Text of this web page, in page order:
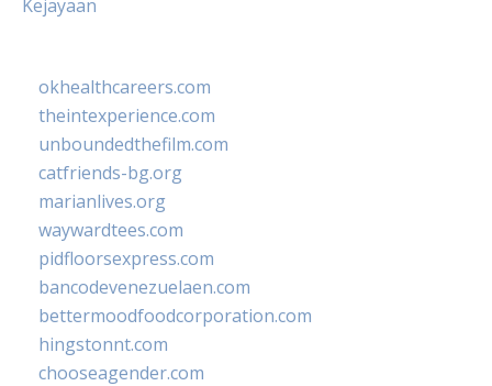
Kejayaan
okhealthcareers.com
theintexperience.com
unboundedthefilm.com
catfriends-bg.org
marianlives.org
waywardtees.com
pidfloorsexpress.com
bancodevenezuelaen.com
bettermoodfoodcorporation.com
hingstonnt.com
chooseagender.com